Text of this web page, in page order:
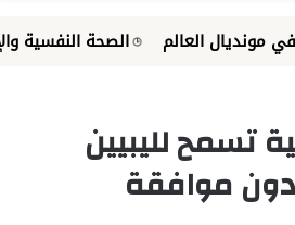
العالم الصحة النفسية والإرشاد
تسمح لليبيين
دون موافقة